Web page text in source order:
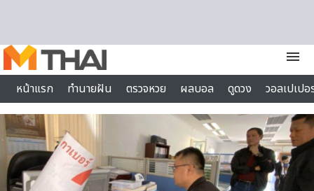
menu
หน้าแรก
ทำนายฝัน ตรวจหวย ผลบอล ดูดวง
วอลเปเป
ไลฟ์สไตล์